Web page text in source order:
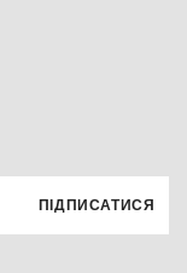
ПІДПИСАТИСЯ